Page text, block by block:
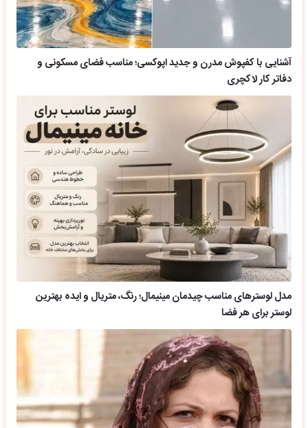
آشنایی با کفپوش مدرن و جدید اپوکسی؛ مناسب فضای مسکونی و
دفاتر کار لاکچری
مدل لوسترهای مناسب چیدمان مینیمال؛ رنگ، متریال و ایده بهترین
لوستر برای هر فضا